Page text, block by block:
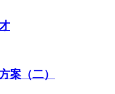
案（二）